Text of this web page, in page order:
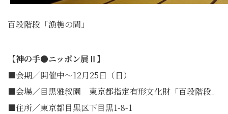
百段階段「漁樵の間」
【神の手●ニッポン展Ⅱ】
■会期／開催中～12月25日（日）
■会場／目黒雅叙園 東京都指定有形文化財「百段階段」
■住所／東京都目黒区下目黒1-8-1